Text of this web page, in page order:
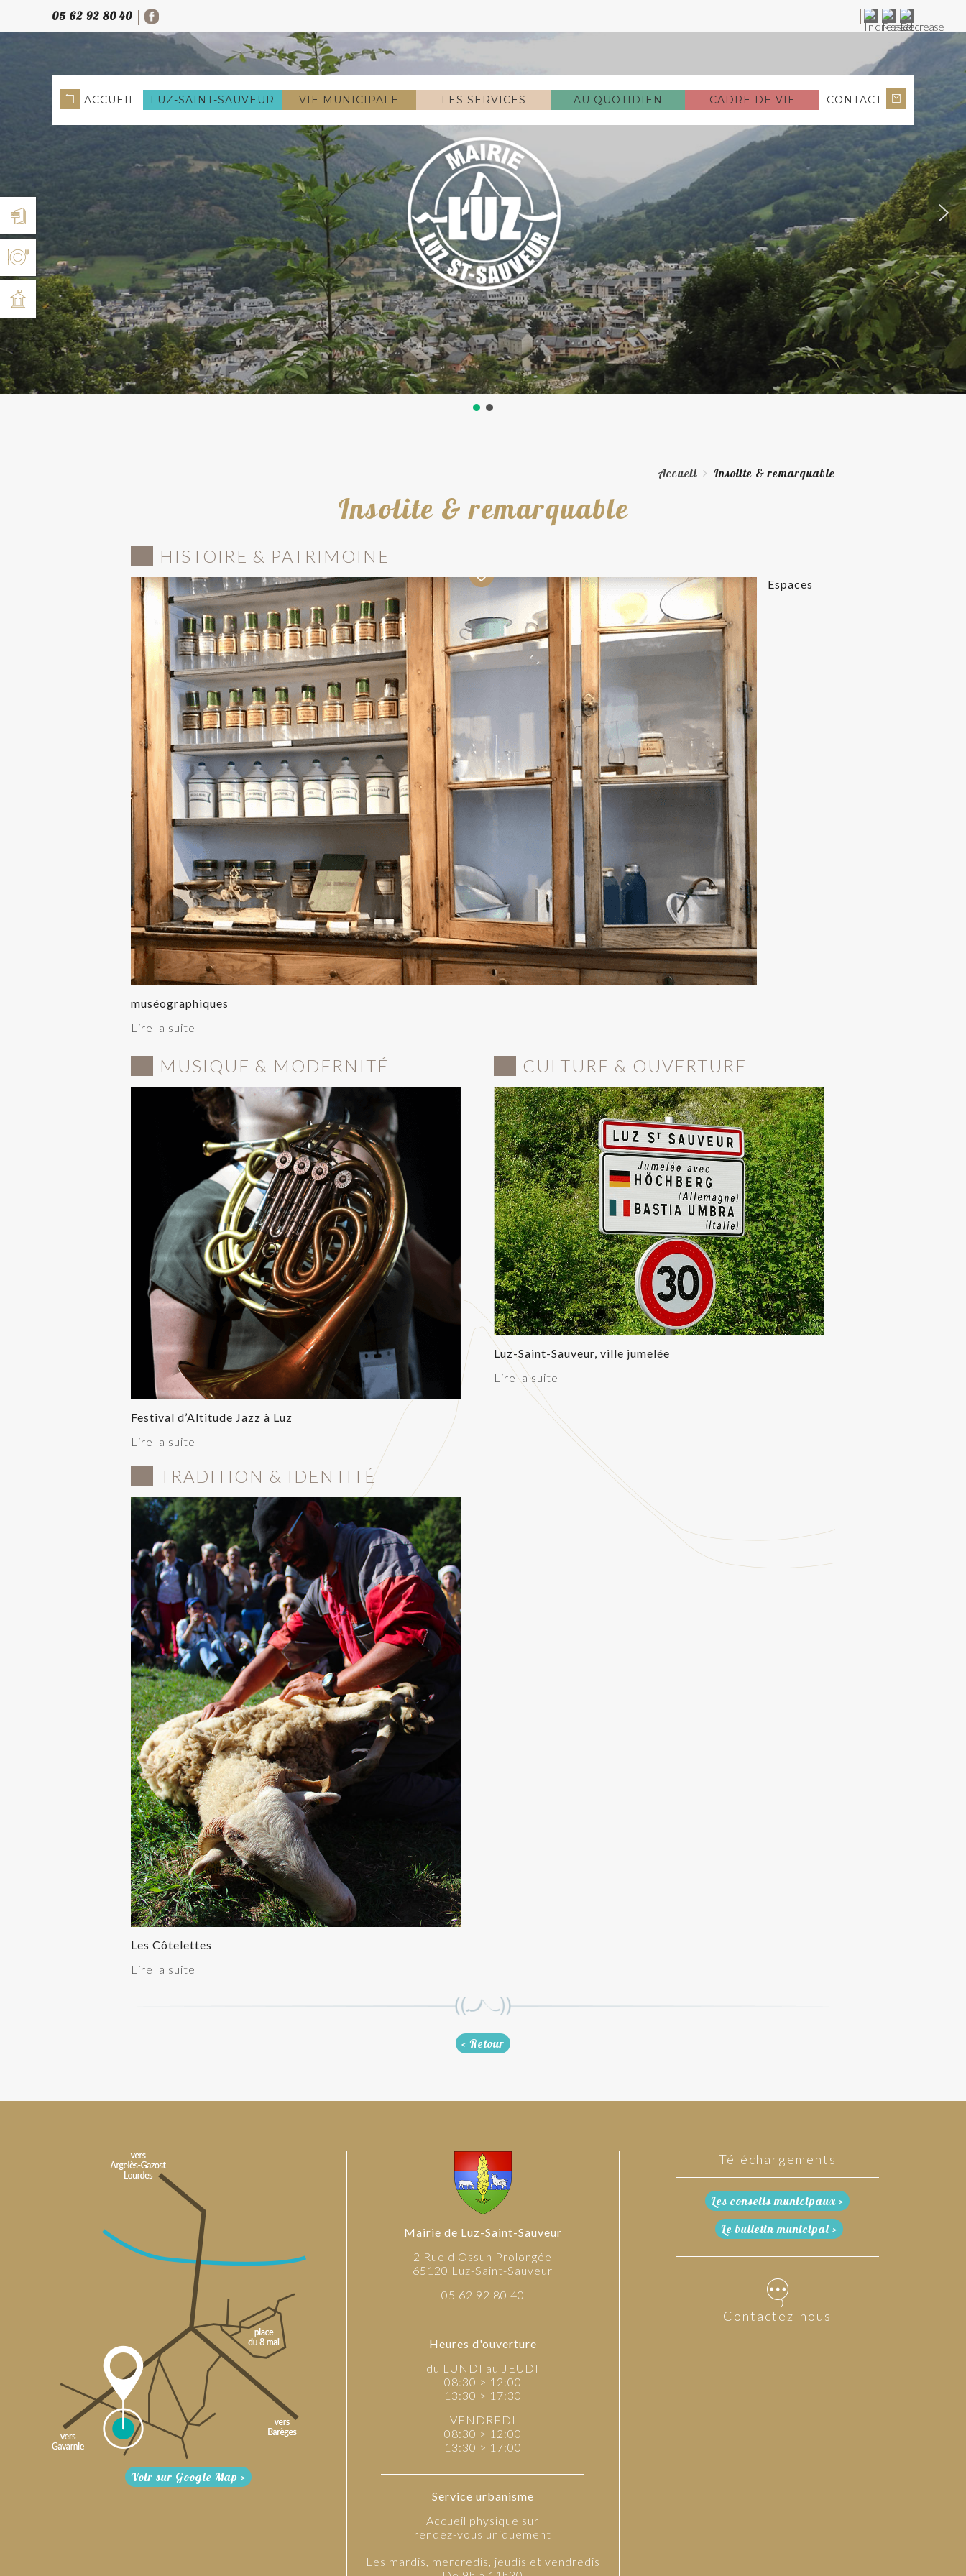
05 62 92 80 40
ACCUEIL LUZ-SAINT-SAUVEUR VIE MUNICIPALE LES SERVICES AU QUOTIDIEN CADRE DE VIE CONTACT
Accueil Insolite & remarquable
Insolite & remarquable
HISTOIRE & PATRIMOINE
Espaces
muséographiques
Lire la suite
MUSIQUE & MODERNITÉ
Festival d’Altitude Jazz à Luz
Lire la suite
TRADITION & IDENTITÉ
Les Côtelettes
Lire la suite
CULTURE & OUVERTURE
Luz-Saint-Sauveur, ville jumelée
Lire la suite
< Retour
Voir sur Google Map >
Mairie de Luz-Saint-Sauveur
2 Rue d'Ossun Prolongée
65120 Luz-Saint-Sauveur
05 62 92 80 40
Heures d'ouverture
du LUNDI au JEUDI
08:30 > 12:00
13:30 > 17:30
VENDREDI
08:30 > 12:00
13:30 > 17:00
Service urbanisme
Accueil physique sur
rendez-vous uniquement
Les mardis, mercredis, jeudis et vendredis
Téléchargements
Les conseils municipaux >
Le bulletin municipal >
Contactez-nous